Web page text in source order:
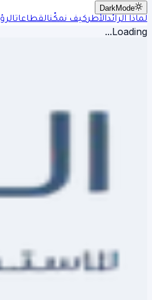
DarkMode
لماذا الرائدالأطركيف نمكّنالقطاعات
Loading...